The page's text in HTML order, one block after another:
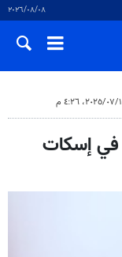
٠٨‏/٠٨‏/٢٠٢٦
م
في إسكات